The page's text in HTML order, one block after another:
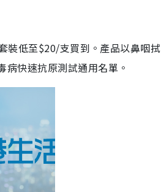
裝低至$20/支買到。產品以鼻咽
快速抗原測試通用名單。